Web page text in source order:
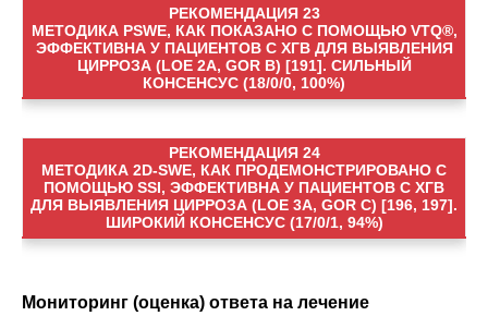
РЕКОМЕНДАЦИЯ 23
МЕТОДИКА PSWE, КАК ПОКАЗАНО С ПОМОЩЬЮ VTQ®,
ЭФФЕКТИВНА У ПАЦИЕНТОВ С ХГВ ДЛЯ ВЫЯВЛЕНИЯ
ЦИРРОЗА (LOE 2A, GOR B) [191]. СИЛЬНЫЙ
КОНСЕНСУС (18/0/0, 100%)
РЕКОМЕНДАЦИЯ 24
МЕТОДИКА 2D-SWE, КАК ПРОДЕМОНСТРИРОВАНО С
ПОМОЩЬЮ SSI, ЭФФЕКТИВНА У ПАЦИЕНТОВ С ХГВ
ДЛЯ ВЫЯВЛЕНИЯ ЦИРРОЗА (LOE 3A, GOR C) [196, 197].
ШИРОКИЙ КОНСЕНСУС (17/0/1, 94%)
Мониторинг (оценка) ответа на лечение